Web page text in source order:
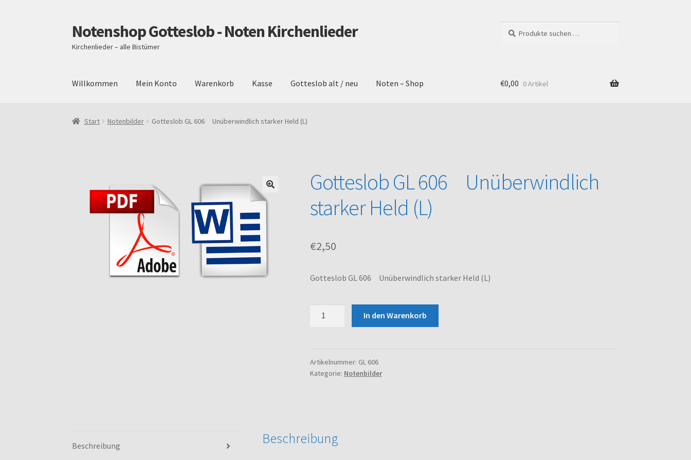
Zur
Navigation
springen
Zum
Inhalt
springen
Notenshop Gotteslob - Noten Kirchenlieder
Kirchenlieder – alle Bistümer
nach:
Willkommen Mein Konto Warenkorb Kasse Gotteslob alt / neu Noten – Shop
Start AGB Blog Cookie-Richtlinie (EU) Datenschutz Gotteslob alt / neu
€0,00 0 Artikel
Start Notenbilder Gotteslob GL 606 Unüberwindlich starker Held (L)
Gotteslob GL 606 Unüberwindlich
starker Held (L)
€2,50
Gotteslob GL 606 Unüberwindlich starker Held (L)
starker
Held
In den Warenkorb
Artikelnummer: GL 606
Kategorie: Notenbilder
Beschreibung Beschreibung